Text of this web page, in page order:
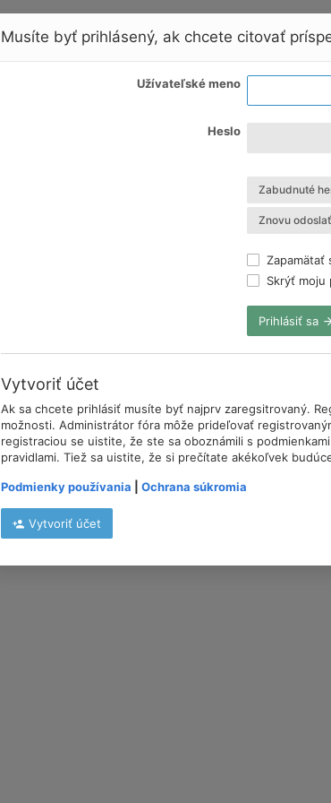
Musíte byť prihlásený, ak chcete citovať
Užívateľské meno
Heslo
Zabudnuté
Znovu
Zapamätať
Skrýť
Prihlásiť sa
Vytvoriť účet
Ak sa chcete prihlásiť musíte byť najprv zaregsitrovaný.
možnosti. Administrátor fóra môže prideľovať
registraciou se uistite, že ste sa oboznámili s
pravidlami. Tiež sa uistite, že si prečítate akékoľvek
Podmienky používania Ochrana súkromia
Vytvoriť účet